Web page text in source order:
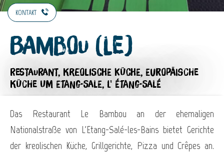
KONTAKT
Bambou (Le)
RESTAURANT, KREOLISCHE KÜCHE, EUROPÄISCHE
KÜCHE UM ETANG-SALE, L' ÉTANG-SALÉ
Das Restaurant Le Bambou an der ehemaligen
Nationalstraße von L'Etang-Salé-les-Bains bietet Gerichte
der kreolischen Küche, Grillgerichte, Pizza und Crêpes an.